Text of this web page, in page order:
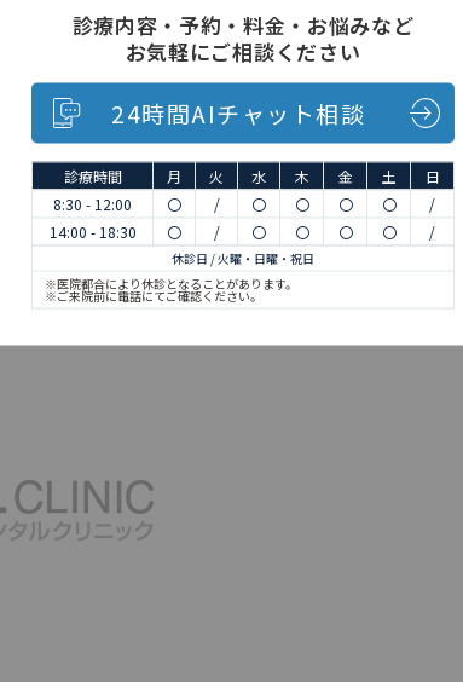
診療内容・予約・料金・お悩みなど
お気軽にご相談ください
24時間AIチャット相談
診療時間 月 火 水 木 金 土
日
8:30 - 12:00
〇 / 〇 〇 〇 〇
/
14:00 - 18:30
〇 / 〇 〇 〇 〇 /
休診日 / 火曜・日曜・祝日
※医院都合により休診となることがあります。
※ご来院前に電話にてご確認ください。